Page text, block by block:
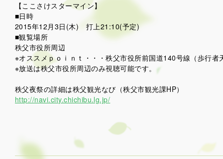
【ここさけスターマイン】
■日時
2015年12月3日(木) 打上21:10(予定)
■観覧場所
秩父市役所周辺
※オススメｐｏｉｎｔ・・・秩父市役所前国道140号線（歩行者
※放送は秩父市役所周辺のみ視聴可能です。
秩父夜祭の詳細は秩父観光なび（秩父市観光課HP）
http://navi.city.chichibu.lg.jp/